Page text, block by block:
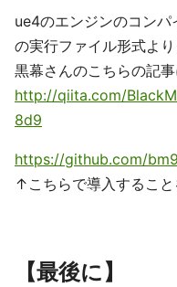
ue4のエンジンのコン
の実行ファイル形式より
黒幕さんのこちらの記
http://qiita.com/
8d9
https://github.com/
↑こちらで導入すること
【最後に】